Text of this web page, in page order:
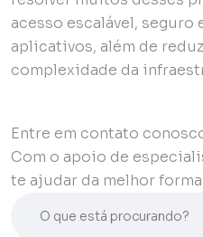
acesso escalável, seguro
aplicativos, além de
complexidade da
Entre em contato
Com o apoio de
te ajudar da melhor